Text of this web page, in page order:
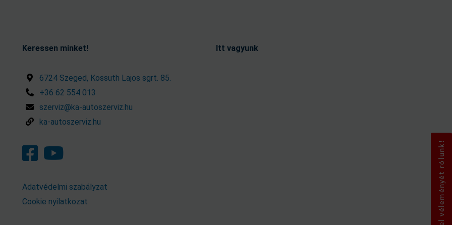
Keressen minket!
6724 Szeged, Kossuth Lajos sgrt. 85.
+36 62 554 013
szerviz@ka-autoszerviz.hu
ka-autoszerviz.hu
Adatvédelmi szabályzat
Cookie nyilatkozat
Itt vagyunk
Mondja el véleményét rólunk!